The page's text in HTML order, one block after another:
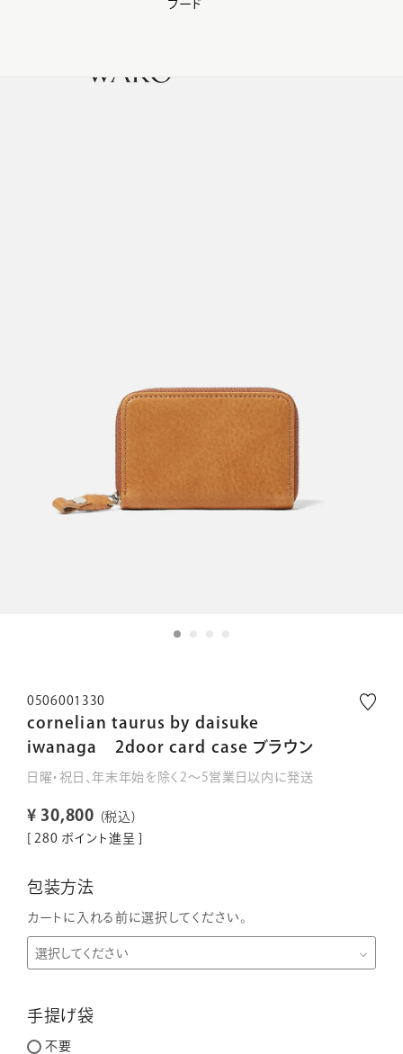
【会員様限定】夏のプレゼントキャンペーン開催中
フード
0506001330
cornelian taurus by daisuke
iwanaga 2door card case ブラウン
日曜・祝日、年末年始を除く2～5営業日以内に発送
¥ 30,800
税込
280 ポイント進呈 ]
包装方法
カートに入れる前に選択してください。
手提げ袋
不要